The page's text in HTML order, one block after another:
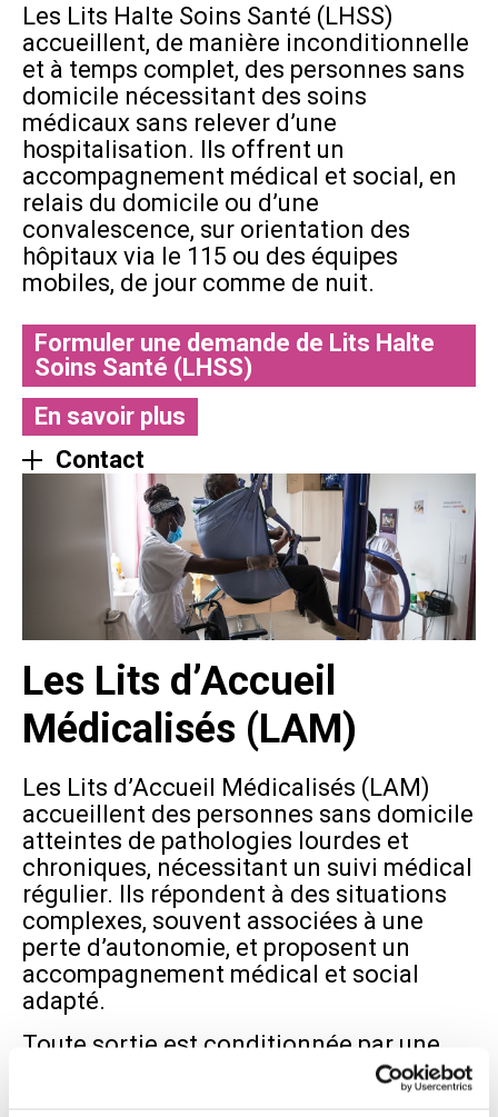
Les Lits Halte Soins Santé (LHSS)
accueillent, de manière inconditionnelle
et à temps complet, des personnes sans
domicile nécessitant des soins
médicaux sans relever d’une
hospitalisation. Ils offrent un
accompagnement médical et social, en
relais du domicile ou d’une
convalescence, sur orientation des
hôpitaux via le 115 ou des équipes
mobiles, de jour comme de nuit.
Formuler une demande de Lits Halte
Soins Santé (LHSS)
En savoir plus
Contact
Les Lits d’Accueil
Médicalisés (LAM)
Les Lits d’Accueil Médicalisés (LAM)
accueillent des personnes sans domicile
atteintes de pathologies lourdes et
chroniques, nécessitant un suivi médical
régulier. Ils répondent à des situations
complexes, souvent associées à une
perte d’autonomie, et proposent un
accompagnement médical et social
adapté.
Toute sortie est conditionnée par une